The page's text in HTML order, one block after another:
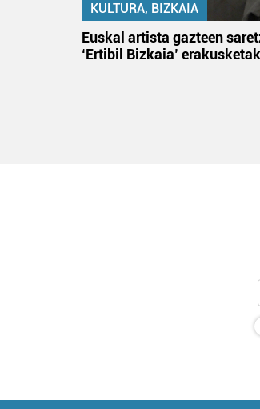
KULTURA, BIZKAIA
Euskal artista gazteen
‘Ertibil Bizkaia’